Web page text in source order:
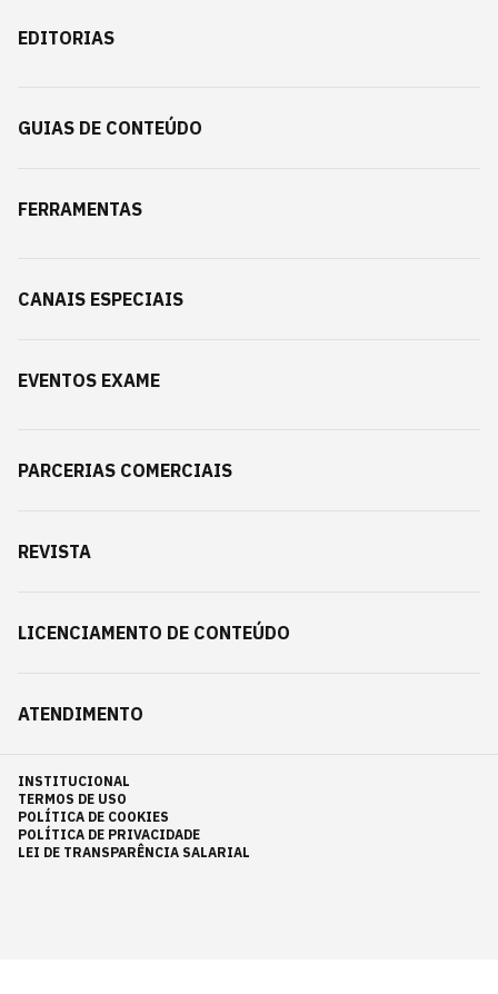
EDITORIAS
GUIAS DE CONTEÚDO
FERRAMENTAS
CANAIS ESPECIAIS
EVENTOS EXAME
PARCERIAS COMERCIAIS
REVISTA
LICENCIAMENTO DE CONTEÚDO
ATENDIMENTO
INSTITUCIONAL
TERMOS DE USO
POLÍTICA DE COOKIES
POLÍTICA DE PRIVACIDADE
LEI DE TRANSPARÊNCIA SALARIAL